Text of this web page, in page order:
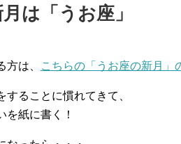
は「うお座」
方は、 こちらの「うお座の新月」
することに慣れてきて、
を紙に書く！